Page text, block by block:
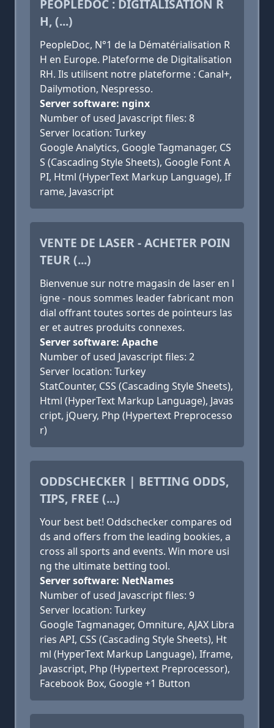
PEOPLEDOC : DIGITALISATION R
H, (...)
PeopleDoc, N°1 de la Dématérialisation R
H en Europe. Plateforme de Digitalisation
RH. Ils utilisent notre plateforme : Canal+,
Dailymotion, Nespresso.
Server software: nginx
Number of used Javascript files: 8
Server location: Turkey
Google Analytics, Google Tagmanager, CS
S (Cascading Style Sheets), Google Font A
PI, Html (HyperText Markup Language), If
rame, Javascript
VENTE DE LASER - ACHETER POIN
TEUR (...)
Bienvenue sur notre magasin de laser en l
igne - nous sommes leader fabricant mon
dial offrant toutes sortes de pointeurs las
er et autres produits connexes.
Server software: Apache
Number of used Javascript files: 2
Server location: Turkey
StatCounter, CSS (Cascading Style Sheets),
Html (HyperText Markup Language), Javas
cript, jQuery, Php (Hypertext Preprocesso
r)
ODDSCHECKER | BETTING ODDS,
TIPS, FREE (...)
Your best bet! Oddschecker compares od
ds and offers from the leading bookies, a
cross all sports and events. Win more usi
ng the ultimate betting tool.
Server software: NetNames
Number of used Javascript files: 9
Server location: Turkey
Google Tagmanager, Omniture, AJAX Libra
ries API, CSS (Cascading Style Sheets), Ht
ml (HyperText Markup Language), Iframe,
Javascript, Php (Hypertext Preprocessor),
Facebook Box, Google +1 Button